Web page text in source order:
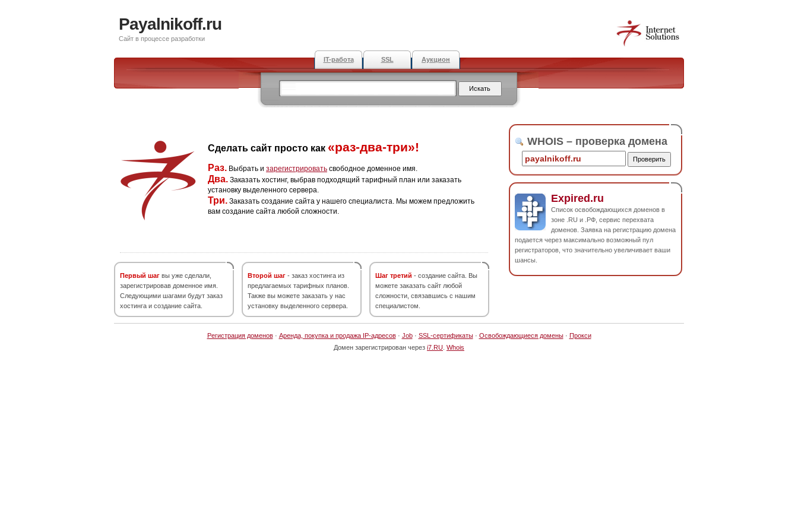
Payalnikoff.ru
Сайт в процессе разработки
IT-работа SSL Аукцион
Сделать сайт просто как «раз-два-три»!
Раз. Выбрать и зарегистрировать свободное доменное имя.
Два. Заказать хостинг, выбрав подходящий тарифный план или заказать
установку выделенного сервера.
Три. Заказать создание сайта у нашего специалиста. Мы можем предложить
вам создание сайта любой сложности.
Первый шаг вы уже сделали,
зарегистрировав доменное имя.
Следующими шагами будут заказ
хостинга и создание сайта.
Второй шаг - заказ хостинга из
предлагаемых тарифных планов.
Также вы можете заказать у нас
установку выделенного сервера.
Шаг третий - создание сайта. Вы
можете заказать сайт любой
сложности, связавшись с нашим
специалистом.
WHOIS – проверка домена
Expired.ru
Список освобождающихся доменов в
зоне .RU и .РФ, сервис перехвата
доменов. Заявка на регистрацию домена
подается через максимально возможный пул
регистраторов, что значительно увеличивает ваши
шансы.
Регистрация доменов· Аренда, покупка и продажа IP-адресов· Job· SSL-сертификаты· Освобождающиеся домены· Прокси
Домен зарегистрирован через i7.RU Whois